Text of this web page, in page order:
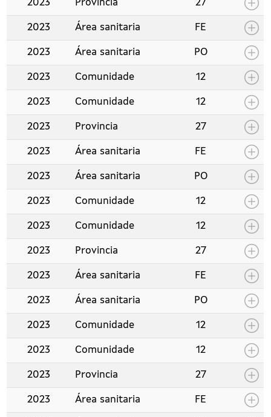
2023 Provincia 27
2023 Área sanitaria FE
2023 Área sanitaria PO
2023 Comunidade 12
2023 Comunidade 12
2023 Provincia 27
2023 Área sanitaria FE
2023 Área sanitaria PO
2023 Comunidade 12
2023 Comunidade 12
2023 Provincia 27
2023 Área sanitaria FE
2023 Área sanitaria PO
2023 Comunidade 12
2023 Comunidade 12
2023 Provincia 27
2023 Área sanitaria FE